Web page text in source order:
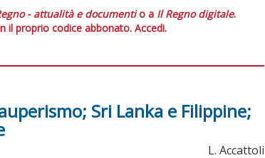
- attualità e documentio a Il Regno digitale.
il proprio codice abbonato. Accedi.
Sri Lanka e Filippine;
L. Accattoli